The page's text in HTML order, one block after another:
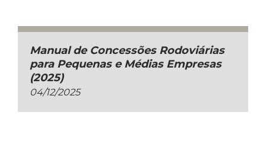
Manual de Concessões Rodoviárias
para Pequenas e Médias Empresas
(2025)
04/12/2025